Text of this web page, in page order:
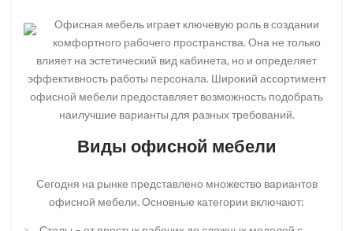
Офисная мебель играет ключевую роль в создании
комфортного рабочего пространства. Она не только
влияет на эстетический вид кабинета, но и определяет
эффективность работы персонала. Широкий ассортимент
офисной мебели предоставляет возможность подобрать
наилучшие варианты для разных требований.
Виды офисной мебели
Сегодня на рынке представлено множество вариантов
офисной мебели. Основные категории включают: